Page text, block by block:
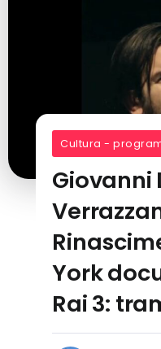
Cultura -
Giovanni
York
Rai 3: